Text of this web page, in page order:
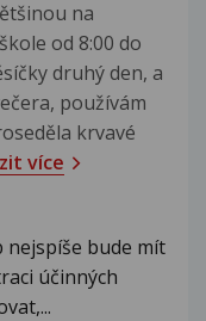
na
od 8:00 do
druhý den, a
používám
krvavé
více
nejspíše bude mít
účinných